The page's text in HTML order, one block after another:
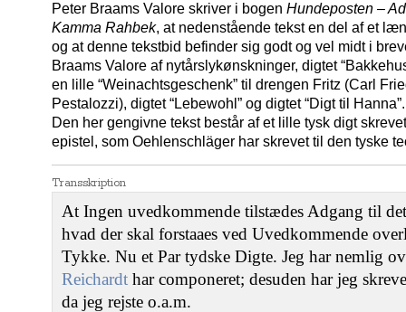
Peter Braams Valore skriver i bogen Hundeposten –
Kamma Rahbek, at nedenstående tekst en del af et
og at denne tekstbid befinder sig godt og vel midt i
Braams Valore af nytårslykønskninger, digtet
en lille “Weinachtsgeschenk” til drengen Fritz (Carl
Pestalozzi), digtet “Lebewohl” og digtet “Digt til Hanna”.
Den her gengivne tekst består af et lille tysk digt
epistel, som Oehlenschläger har skrevet til den tyske
Transskription
At Ingen uvedkommende tilstædes Adgang til
hvad der skal forstaaes ved Uvedkommende
Tykke. Nu et Par tydske Digte. Jeg har nemlig
Reichardt har componeret; desuden har jeg
da jeg rejste o.a.m.